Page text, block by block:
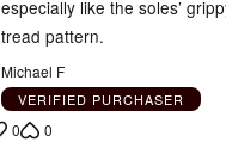
especially like the soles’
tread pattern.
Michael F
VERIFIED PURCHASER
0 0